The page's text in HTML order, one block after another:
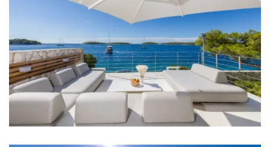
Kupaonica 6: en suite, umivaonik, wc, tuš
Kupaonica 7: en suite, umivaonik, wc, tuš
Kupaonica 8: en suite, umivaonik, wc, tuš
Kupaonica 9: en suite, umivaonik, wc, kada